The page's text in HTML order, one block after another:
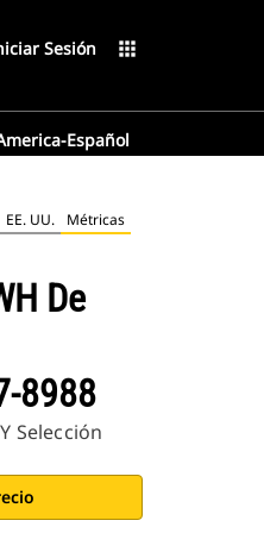
Sesión apps
Español
EE. UU. Métricas
De
8988
Selección